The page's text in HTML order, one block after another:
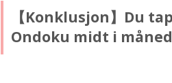
【Konklusjon】Du
Ondoku midt i